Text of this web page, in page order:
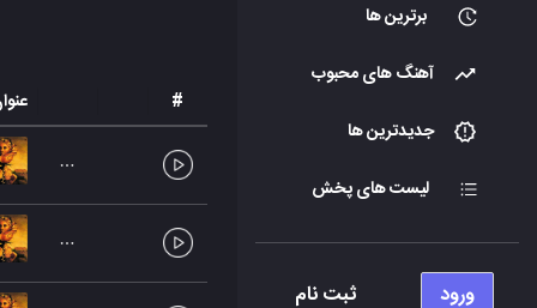
برترین ها
آهنگ های محبوب
جدیدترین ها
لیست های پخش
ورود ثبت نام
#